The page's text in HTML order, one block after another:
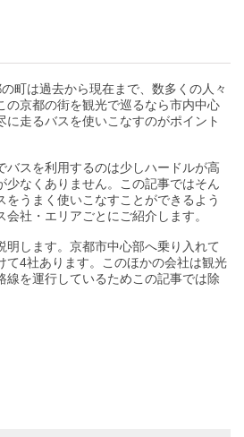
町は過去から現在まで、数多くの人々
の京都の街を観光で巡るなら市内中心
に走るバスを使いこなすのがポイント
バスを利用するのは少しハードルが高
少なくありません。この記事ではそん
をうまく使いこなすことができるよう
社・エリアごとにご紹介します。
明します。京都市中心部へ乗り入れて
て4社あります。このほかの会社は観光
線を運行しているためこの記事では除